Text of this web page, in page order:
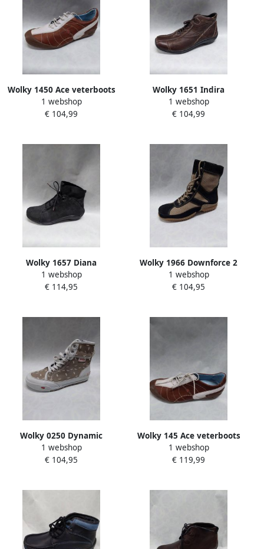
Wolky 1450 Ace veterboots
bruin wit
1 webshop
€ 104,99
Wolky 1651 Indira
veterboots bruin
1 webshop
€ 104,99
Wolky 1657 Diana
veterboots zwart
1 webshop
€ 114,95
Wolky 1966 Downforce 2
veterboots zwart beige
1 webshop
€ 104,95
Wolky 0250 Dynamic
veterboots beige
1 webshop
€ 104,95
Wolky 145 Ace veterboots
bruin wit
1 webshop
€ 119,99